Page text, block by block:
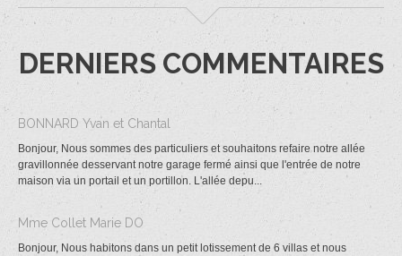
DERNIERS COMMENTAIRES
BONNARD Yvan et Chantal
Bonjour, Nous sommes des particuliers et souhaitons refaire notre allée
gravillonnée desservant notre garage fermé ainsi que l'entrée de notre
maison via un portail et un portillon. L'allée depu...
Mme Collet Marie DO
Bonjour, Nous habitons dans un petit lotissement de 6 villas et nous